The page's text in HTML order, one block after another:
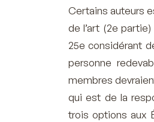
Certains auteurs
de l’art (2e
25e considérant
personne
membres
qui est de la
trois options aux